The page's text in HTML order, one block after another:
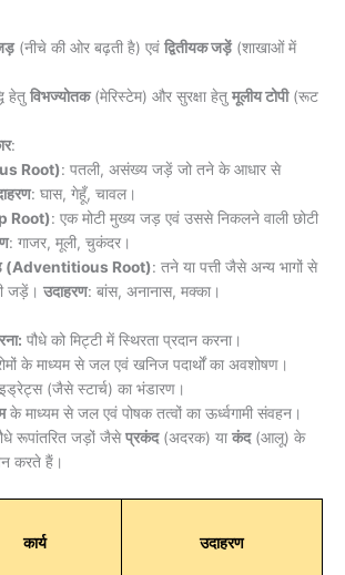
(नीचे की ओर बढ़ती है) एवं द्वितीयक जड़ें(शाखाओं में
हेतु विभज्योतक(मेरिस्टेम) और सुरक्षा हेतु मूलीय टोपी(रूट
:
Root): पतली, असंख्य जड़ें जो तने के आधार से
: घास, गेहूँ, चावल।
Root): एक मोटी मुख्य जड़ एवं उससे निकलने वाली छोटी
: गाजर, मूली, चुकंदर।
(Adventitious Root): तने या पत्ती जैसे अन्य भागों से
जड़ें। उदाहरण: बांस, अनानास, मक्का।
पौधे को मिट्टी में स्थिरता प्रदान करना।
के माध्यम से जल एवं खनिज पदार्थों का अवशोषण।
(जैसे स्टार्च) का भंडारण।
के माध्यम से जल एवं पोषक तत्वों का ऊर्ध्वगामी संवहन।
रूपांतरित जड़ों जैसेप्रकंद(अदरक) या कंद(आलू) के
करते हैं।
कार्य उदाहरण